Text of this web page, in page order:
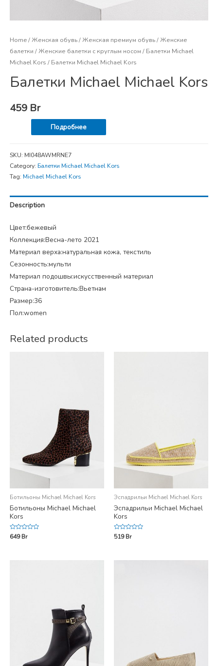
Home/Женская обувь/Женская премиум обувь/Женские
балетки /Женские балетки с круглым носом / Балетки Michael
Michael Kors / Балетки Michael Michael Kors
Балетки Michael Michael Kors
459 Br
Подробнее
SKU: MI048AWMRNE7
Category: Балетки Michael Michael Kors
Tag: Michael Michael Kors
Description
Цвет:бежевый
Коллекция:Весна-лето 2021
Материал верха:натуральная кожа, текстиль
Сезонность:мульти
Материал подошвы:искусственный материал
Страна-изготовитель:Вьетнам
Размер:36
Пол:women
Related products
Ботильоны Michael Michael Kors
Ботильоны Michael Michael
Kors
Rated
0
649Br
Эспадрильи Michael Michael Kors
Эспадрильи Michael Michael
Kors
Rated
0
519Br